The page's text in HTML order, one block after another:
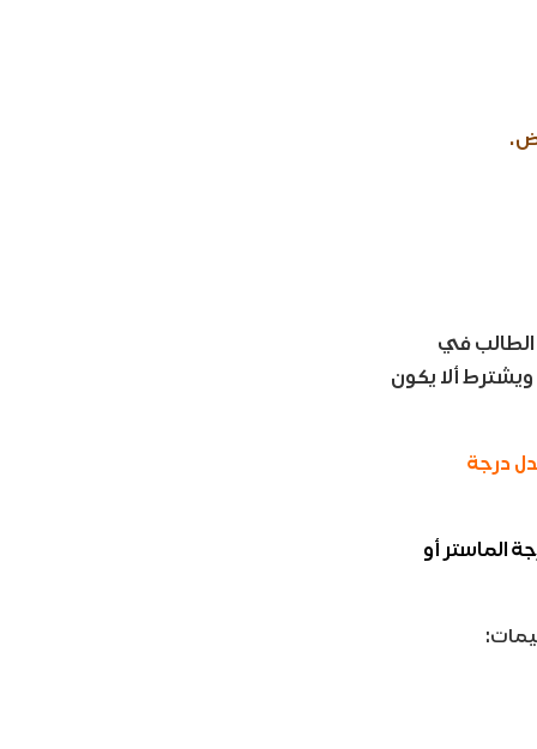
وألا يقل مجموع الطالب في
عن 70%، وألا يقل مجموع الطالب الراغب في دراسة الطب عن 90%، ويشترط ألا يكون
وأن يكون معدل درجة
وأن يكون معدل درجة الماستر أو